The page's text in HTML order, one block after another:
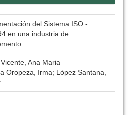
del Sistema ISO -
en una industria de
Ana Maria
Oropeza, Irma; López Santana,